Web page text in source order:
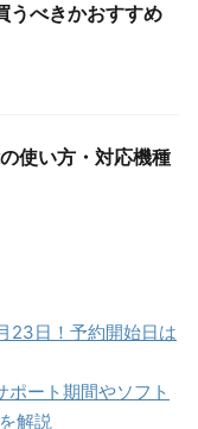
うべきかおすすめ
使い方・対応機種
23日！予約開始日は
ート期間やソフト
解説